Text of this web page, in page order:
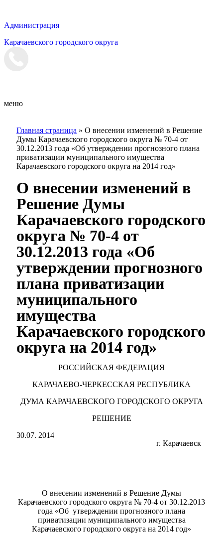
Администрация
Карачаевского городского округа
меню
Главная страница » О внесении изменений в Решение
Думы Карачаевского городского округа № 70-4 от
30.12.2013 года «Об утверждении прогнозного плана
приватизации муниципального имущества
Карачаевского городского округа на 2014 год»
О внесении изменений в
Решение Думы
Карачаевского городского
округа № 70-4 от
30.12.2013 года «Об
утверждении прогнозного
плана приватизации
муниципального
имущества
Карачаевского городского
округа на 2014 год»
РОССИЙСКАЯ ФЕДЕРАЦИЯ
КАРАЧАЕВО-ЧЕРКЕССКАЯ РЕСПУБЛИКА
ДУМА КАРАЧАЕВСКОГО ГОРОДСКОГО ОКРУГА
РЕШЕНИЕ
30.07. 2014
г. Карачаевск
О внесении изменений в Решение Думы
Карачаевского городского округа № 70-4 от 30.12.2013
года «Об утверждении прогнозного плана
приватизации муниципального имущества
Карачаевского городского округа на 2014 год»